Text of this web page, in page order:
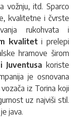
vožnju, itd. Sparco
kvalitetne i čvrste
rukohvata i
kvaliteti prelepi
hramove širom
Juventusakoriste
je osnovana
iz Torina koji
uz najviši stil.
java.